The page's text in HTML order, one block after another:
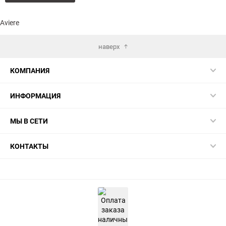
Aviere
наверх
КОМПАНИЯ
ИНФОРМАЦИЯ
МЫ В СЕТИ
КОНТАКТЫ